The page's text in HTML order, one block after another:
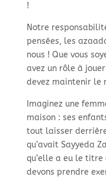
!
Notre
pensées, les
nous ! Que vous
avez un rôle à
devez maintenir le
Imaginez une
maison : ses
tout laisser
qu’avait Sayyeda
qu’elle a eu le titre
devons prendre